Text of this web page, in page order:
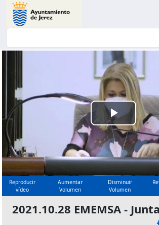
Buscador
Vídeo
Reproducir
vídeo
Aumentar
Volumen
Disminuir
Volumen
2021.10.28 EMEMSA -